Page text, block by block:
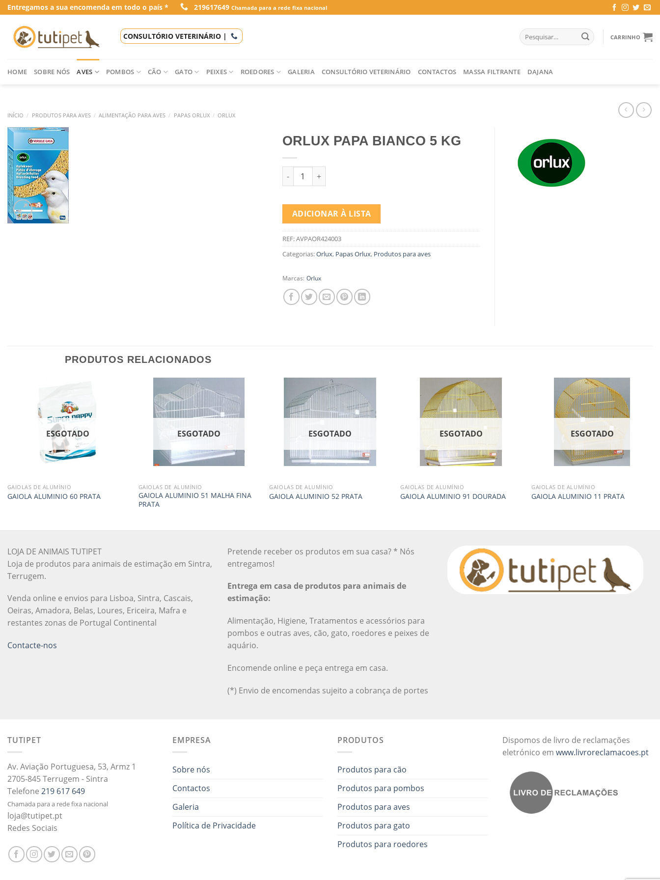
Skip
to
content
Entregamos a sua encomenda em todo o país * 219617649 Chamada para a rede fixa nacional
CONSULTÓRIO VETERINÁRIO |
Pesquisar
por:
CARRINHO
HOME SOBRE NÓS AVES POMBOS CÃO GATO PEIXES ROEDORES GALERIA CONSULTÓRIO VETERINÁRIO CONTACTOS MASSA FILTRANTE DAJANA
INÍCIO / PRODUTOS PARA AVES / ALIMENTAÇÃO PARA AVES / PAPAS ORLUX / ORLUX
ORLUX PAPA BIANCO 5 KG
Quantidade de ORLUX PAPA BIANCO 5 KG
ADICIONAR À LISTA
REF:AVPAOR424003
Categorias:Orlux, Papas Orlux, Produtos para aves
Marcas: Orlux
PRODUTOS RELACIONADOS
ESGOTADO
GAIOLAS DE ALUMÍNIO
GAIOLA ALUMINIO 60 PRATA
ESGOTADO
GAIOLAS DE ALUMÍNIO
GAIOLA ALUMINIO 51 MALHA FINA
PRATA
ESGOTADO
GAIOLAS DE ALUMÍNIO
GAIOLA ALUMINIO 52 PRATA
ESGOTADO
GAIOLAS DE ALUMÍNIO
GAIOLA ALUMINIO 91 DOURADA
ESGOTADO
GAIOLAS DE ALUMÍNIO
GAIOLA ALUMINIO 11 PRATA
LOJA DE ANIMAIS TUTIPET
Loja de produtos para animais de estimação em Sintra,
Terrugem.
Venda online e envios para Lisboa, Sintra, Cascais,
Oeiras, Amadora, Belas, Loures, Ericeira, Mafra e
restantes zonas de Portugal Continental
Contacte-nos
Pretende receber os produtos em sua casa? * Nós
entregamos!
Entrega em casa de produtos para animais de
estimação:
Alimentação, Higiene, Tratamentos e acessórios para
pombos e outras aves, cão, gato, roedores e peixes de
aquário.
Encomende online e peça entrega em casa.
(*) Envio de encomendas sujeito a cobrança de portes
TUTIPET
Av. Aviação Portuguesa, 53, Armz 1
2705-845 Terrugem - Sintra
Telefone 219 617 649
Chamada para a rede fixa nacional
loja@tutipet.pt
Redes Sociais
EMPRESA
Sobre nós
Contactos
Galeria
Política de Privacidade
PRODUTOS
Produtos para cão
Produtos para pombos
Produtos para aves
Produtos para gato
Produtos para roedores
Dispomos de livro de reclamações
eletrónico em www.livroreclamacoes.pt